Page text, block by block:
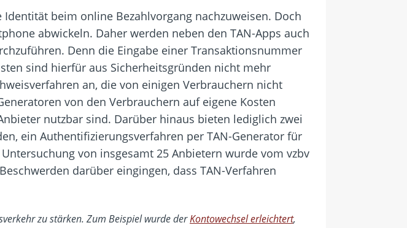
beim online Bezahlvorgang nachzuweisen. Doch
abwickeln. Daher werden neben den TAN-Apps auch
Denn die Eingabe einer Transaktionsnummer
sind hierfür aus Sicherheitsgründen nicht mehr
an, die von einigen Verbrauchern nicht
von den Verbrauchern auf eigene Kosten
nutzbar sind. Darüber hinaus bieten lediglich zwei
ein Authentifizierungsverfahren per TAN-Generator für
von insgesamt 25 Anbietern wurde vom vzbv
darüber eingingen, dass TAN-Verfahren
zu stärken. Zum Beispiel wurde derKontowechsel erleichtert,